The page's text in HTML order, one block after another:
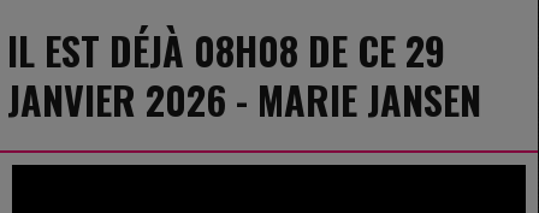
IL EST DÉJÀ 08H08 DE CE 29
JANVIER 2026 - MARIE JANSEN